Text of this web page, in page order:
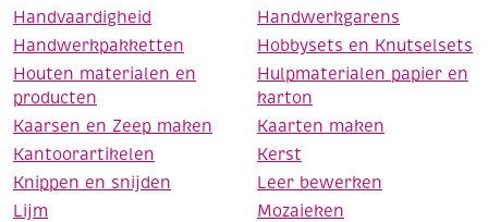
Handvaardigheid
Handwerkgarens
Handwerkpakketten
Hobbysets en Knutselsets
Houten materialen en
producten
Hulpmaterialen papier en
karton
Kaarsen en Zeep maken
Kaarten maken
Kantoorartikelen
Kerst
Knippen en snijden
Leer bewerken
Lijm
Mozaieken